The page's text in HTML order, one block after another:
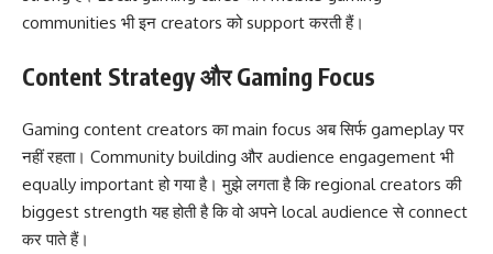
communities भी इन creators को support करती हैं।
Content Strategy और Gaming Focus
Gaming content creators का main focus अब सिर्फ gameplay पर
नहीं रहता। Community building और audience engagement भी
equally important हो गया है। मुझे लगता है कि regional creators की
biggest strength यह होती है कि वो अपने local audience से connect
कर पाते हैं।